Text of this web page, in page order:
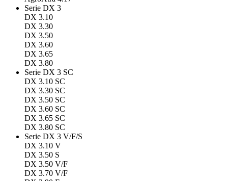
Serie DX 3
DX 3.10
DX 3.30
DX 3.50
DX 3.60
DX 3.65
DX 3.80
Serie DX 3 SC
DX 3.10 SC
DX 3.30 SC
DX 3.50 SC
DX 3.60 SC
DX 3.65 SC
DX 3.80 SC
Serie DX 3 V/F/S
DX 3.10 V
DX 3.50 S
DX 3.50 V/F
DX 3.70 V/F